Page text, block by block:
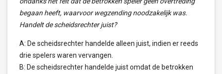
begaan heeft, waarvoor wegzending noodzakelijk was.
Handelt de scheidsrechter juist?
A: De scheidsrechter handelde alleen juist, indien er reeds
drie spelers waren vervangen.
B: De scheidsrechter handelde juist omdat de betrokken